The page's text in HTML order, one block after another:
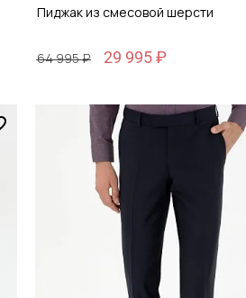
Пиджак из смесовой шерсти
64 995 ₽ 29 995 ₽
Размер
48 / 48
Добавить в корзину